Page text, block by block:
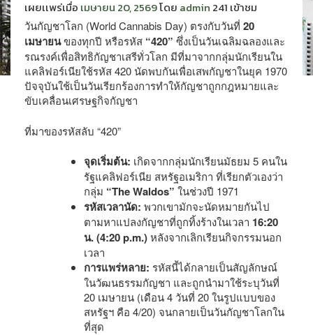
เผยเเพร่เมื่อ เมษายน 20, 2569โดย admin 241 เข้าชม
วันกัญชาโลก (World Cannabis Day) ตรงกับวันที่ 20
เมษายนของทุกปี หรือรหัส “420” ซึ่งเป็นวันเฉลิมฉลองและ
รณรงค์เพื่อสิทธิกัญชาเสรีทั่วโลก มีที่มาจากกลุ่มนักเรียนใน
แคลิฟอร์เนียใช้รหัส 420 นัดพบกันเพื่อเสพกัญชาในยุค 1970
ปัจจุบันใช้เป็นวันเรียกร้องการทำให้กัญชาถูกกฎหมายและ
ขับเคลื่อนเศรษฐกิจกัญชา
ที่มาของรหัสลับ “420”
จุดเริ่มต้น: เกิดจากกลุ่มนักเรียนมัธยม 5 คนใน
รัฐแคลิฟอร์เนีย สหรัฐอเมริกา ที่เรียกตัวเองว่า
กลุ่ม “The Waldos” ในช่วงปี 1971
รหัสเวลานัด: พวกเขามักจะนัดหมายกันไป
ตามหาแปลงกัญชาที่ถูกทิ้งร้างในเวลา 16:20
น. (4:20 p.m.)หลังจากเลิกเรียนกิจกรรมนอก
เวลา
การแพร่หลาย: รหัสนี้ได้กลายเป็นสัญลักษณ์
ในวัฒนธรรมกัญชา และถูกนำมาใช้ระบุวันที่
20 เมษายน (เดือน 4 วันที่ 20 ในรูปแบบของ
สหรัฐฯ คือ 4/20) จนกลายเป็นวันกัญชาโลกใน
ที่สุด